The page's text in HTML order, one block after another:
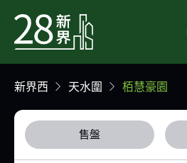
新界西 天水圍 栢慧豪園
售盤